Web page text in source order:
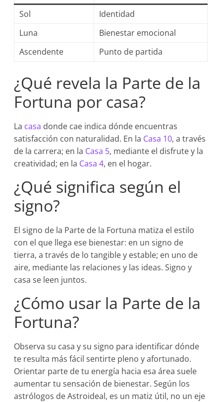
Sol
Identidad
Luna
Bienestar emocional
Ascendente
Punto de partida
¿Qué revela la Parte de la
Fortuna por casa?
La casa donde cae indica dónde encuentras
satisfacción con naturalidad. En la Casa 10, a través
de la carrera; en la Casa 5, mediante el disfrute y la
creatividad; en la Casa 4, en el hogar.
¿Qué significa según el
signo?
El signo de la Parte de la Fortuna matiza el estilo
con el que llega ese bienestar: en un signo de
tierra, a través de lo tangible y estable; en uno de
aire, mediante las relaciones y las ideas. Signo y
casa se leen juntos.
¿Cómo usar la Parte de la
Fortuna?
Observa su casa y su signo para identificar dónde
te resulta más fácil sentirte pleno y afortunado.
Orientar parte de tu energía hacia esa área suele
aumentar tu sensación de bienestar. Según los
astrólogos de Astroideal, es un matiz útil, no un eje